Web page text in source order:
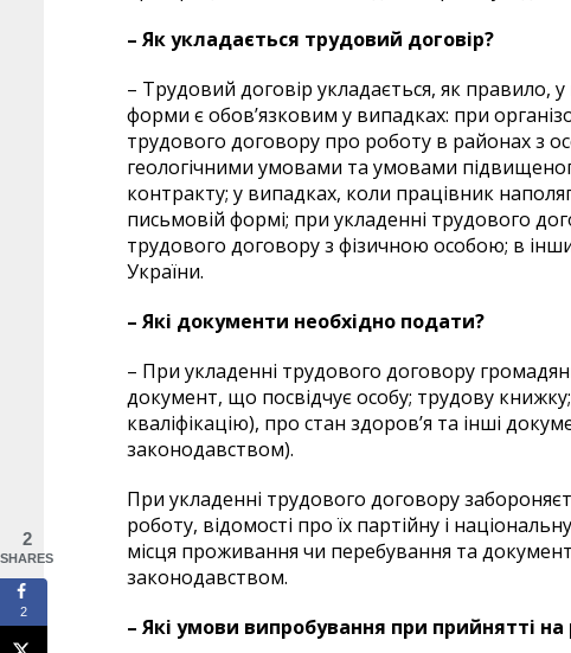
– Як укладається трудовий договір?
– Трудовий договір укладається, як правило,
форми є обов’язковим у випадках: при
трудового договору про роботу в районах з
геологічними умовами та умовами
контракту; у випадках, коли працівник
письмовій формі; при укладенні трудового
трудового договору з фізичною особою; в
України.
– Які документи необхідно подати?
– При укладенні трудового договору
документ, що посвідчує особу; трудову
кваліфікацію), про стан здоров’я та інші
законодавством).
При укладенні трудового договору
роботу, відомості про їх партійну і
місця проживання чи перебування та
законодавством.
– Які умови випробування при прийнятті на
2
SHARES
2